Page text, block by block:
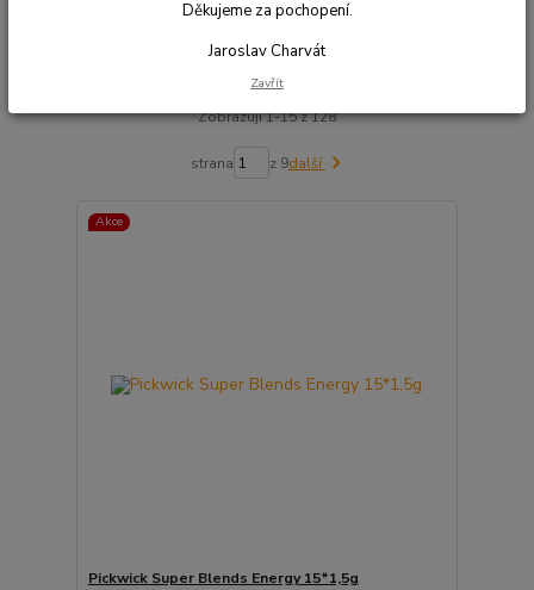
Zobrazuji 1-15 z 128
strana z 9další
Akce
Pickwick Super Blends Energy 15*1,5g
Děkujeme za pochopení.
Jaroslav Charvát
Zavřít